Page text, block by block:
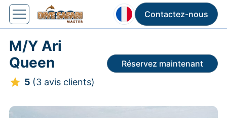
Contactez-nous
M/Y Ari
Queen
5 (3 avis clients)
Réservez maintenant